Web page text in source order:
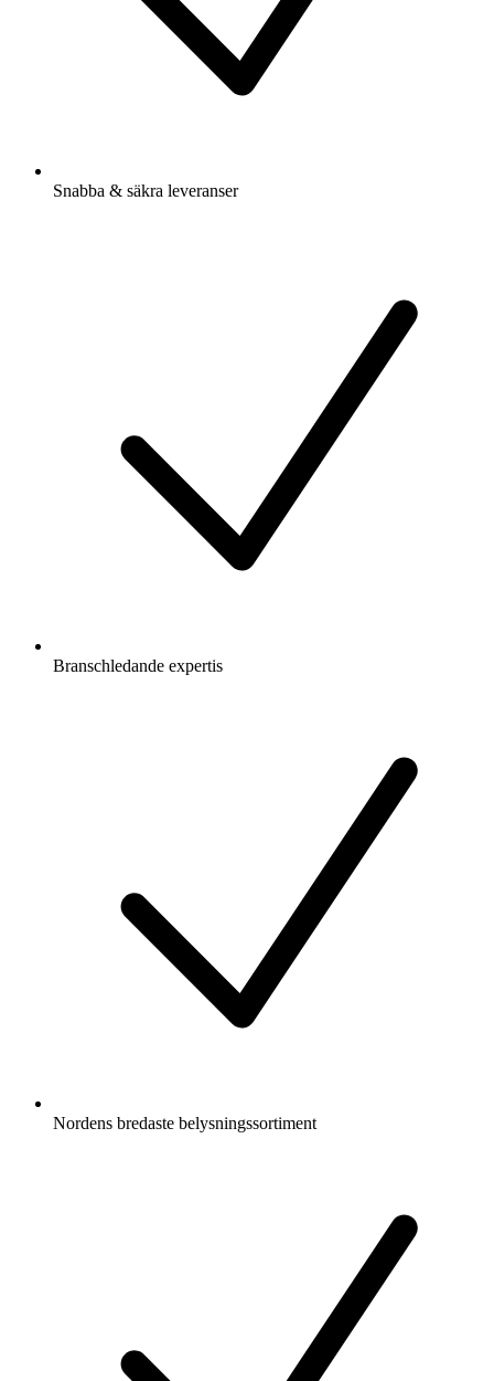
Snabba & säkra leveranser
Branschledande expertis
Nordens bredaste belysningssortiment